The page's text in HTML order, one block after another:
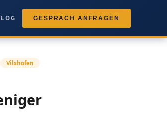
GESPRÄCH ANFRAGEN
Vilshofen